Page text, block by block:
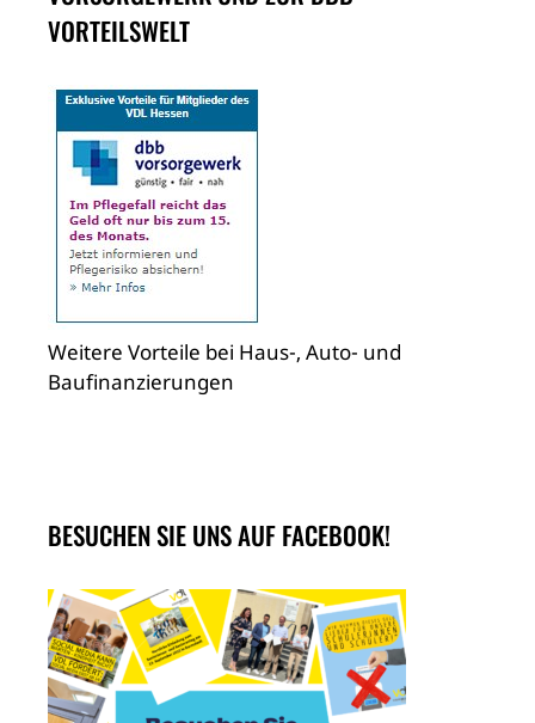
VORTEILSWELT
Weitere Vorteile bei Haus-, Auto- und
Baufinanzierungen
BESUCHEN SIE UNS AUF FACEBOOK!